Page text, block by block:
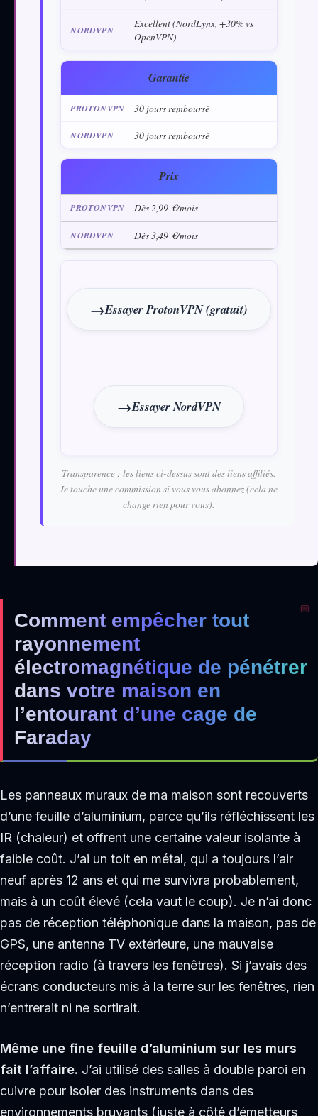
Excellent (NordLynx, +30% vs
OpenVPN)
Garantie
30 jours remboursé
30 jours remboursé
Prix
Dès 2,99 €/mois
Dès 3,49 €/mois
Essayer ProtonVPN (gratuit)
Essayer NordVPN
Transparence : les liens ci-dessus sont des liens affiliés.
Je touche une commission si vous vous abonnez (cela ne
change rien pour vous).
Comment empêcher tout
rayonnement
électromagnétique de pénétrer
dans votre maison en
l’entourant d’une cage de
Faraday
Les panneaux muraux de ma maison sont recouverts
d’une feuille d’aluminium, parce qu’ils réfléchissent les
IR (chaleur) et offrent une certaine valeur isolante à
faible coût. J’ai un toit en métal, qui a toujours l’air
neuf après 12 ans et qui me survivra probablement,
mais à un coût élevé (cela vaut le coup). Je n’ai donc
pas de réception téléphonique dans la maison, pas de
GPS, une antenne TV extérieure, une mauvaise
réception radio (à travers les fenêtres). Si j’avais des
écrans conducteurs mis à la terre sur les fenêtres, rien
n’entrerait ni ne sortirait.
Même une fine feuille d’aluminium sur les murs
fait l’affaire. J’ai utilisé des salles à double paroi en
cuivre pour isoler des instruments dans des
environnements bruyants (juste à côté d’émetteurs